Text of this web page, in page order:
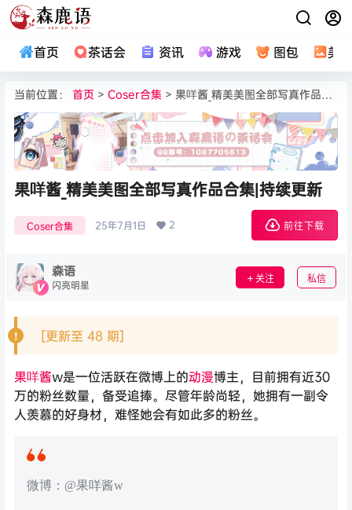
首页 茶话会 资讯 游戏 图包 美
当前位置： 首页 > Coser合集 > 果咩酱_精美美图全部写真作品合集|持续更新
果咩酱_精美美图全部写真作品合集|持续更新
Coser合集 25年7月1日 2 前往下载
森语
闪亮明星 关注 私信
[更新至 48 期]
果咩酱w是一位活跃在微博上的动漫博主，目前拥有近30
万的粉丝数量，备受追捧。尽管年龄尚轻，她拥有一副令
人羡慕的好身材，难怪她会有如此多的粉丝。
微博：@果咩酱w